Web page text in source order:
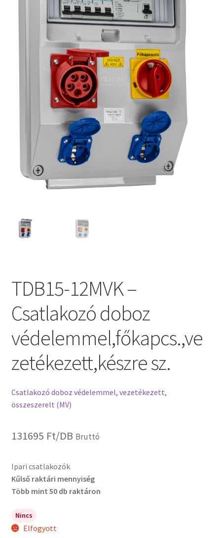
TDB15-12MVK –
Csatlakozó doboz
védelemmel,főkapcs.,ve
zetékezett,készre sz.
Csatlakozó doboz védelemmel, vezetékezett,
összeszerelt (MV)
131695 Ft/DB Bruttó
Ipari csatlakozók
Kűlső raktári mennyiség
Több mint 50 db raktáron
Nincs
Elfogyott